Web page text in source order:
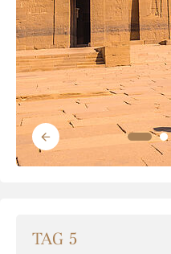
TAG 5